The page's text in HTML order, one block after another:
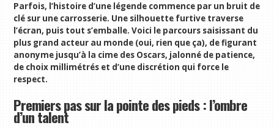
Parfois, l’histoire d’une légende commence par un bruit de
clé sur une carrosserie. Une silhouette furtive traverse
l’écran, puis tout s’emballe. Voici le parcours saisissant du
plus grand acteur au monde (oui, rien que ça), de figurant
anonyme jusqu’à la cime des Oscars, jalonné de patience,
de choix millimétrés et d’une discrétion qui force le
respect.
Premiers pas sur la pointe des pieds : l’ombre
d’un talent